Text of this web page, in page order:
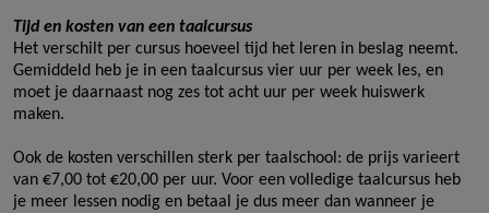
Tijd en kosten van een taalcursus
Het verschilt per cursus hoeveel tijd het leren in beslag neemt.
Gemiddeld heb je in een taalcursus vier uur per week les, en
moet je daarnaast nog zes tot acht uur per week huiswerk
maken.
Ook de kosten verschillen sterk per taalschool: de prijs varieert
van €7,00 tot €20,00 per uur. Voor een volledige taalcursus heb
je meer lessen nodig en betaal je dus meer dan wanneer je